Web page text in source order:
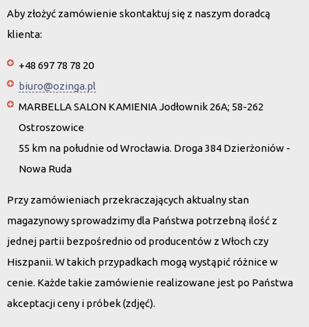
Aby złożyć zamówienie skontaktuj się z naszym doradcą
klienta:
+48 697 78 78 20
biuro@ozinga.pl
MARBELLA SALON KAMIENIA Jodłownik 26A; 58-262
Ostroszowice
55 km na południe od Wrocławia. Droga 384 Dzierżoniów -
Nowa Ruda
Przy zamówieniach przekraczających aktualny stan
magazynowy sprowadzimy dla Państwa potrzebną ilość z
jednej partii bezpośrednio od producentów z Włoch czy
Hiszpanii. W takich przypadkach mogą wystąpić różnice w
cenie. Każde takie zamówienie realizowane jest po Państwa
akceptacji ceny i próbek (zdjęć).